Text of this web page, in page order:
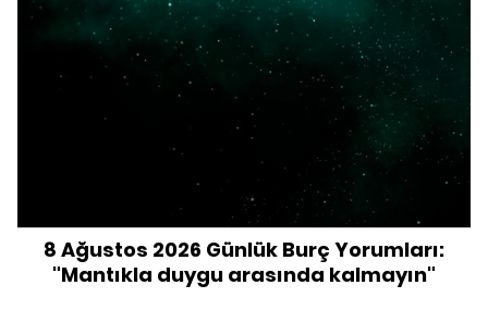
8 Ağustos 2026 Günlük Burç Yorumları:
"Mantıkla duygu arasında kalmayın"